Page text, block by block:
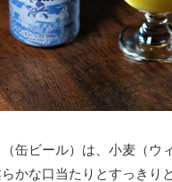
缶ビール）は、小麦（ウ
かな口当たりとすっきり